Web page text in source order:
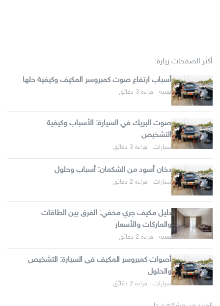
أكثر الصفحات زيارة:
أسباب ارتفاع صوت كمبروسر المكيف وكيفية حلها
تقنية · قراءة 3 دقائق
صوت البريك في السيارة: الأسباب وكيفية
التشخيص
سيارات · قراءة 3 دقائق
دخان أسود من الشكمان: أسباب وحلول
سيارات · قراءة 2 دقائق
دليل مكيف جري مخفي: الفرق بين الطاقات
والماركات والأسعار
تقنية · قراءة 2 دقائق
أصوات كمبروسر المكيف في السيارة: التشخيص
والحلول
سيارات · قراءة 2 دقائق